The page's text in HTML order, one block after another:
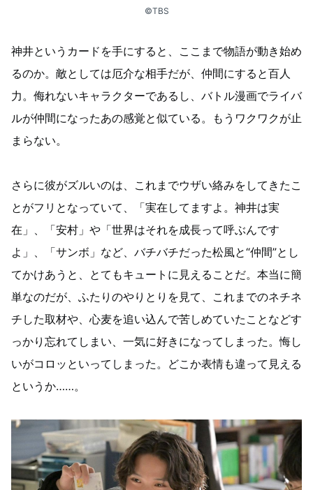
©TBS
神井というカードを手にすると、ここまで物語が動き始め
るのか。敵としては厄介な相手だが、仲間にすると百人
力。侮れないキャラクターであるし、バトル漫画でライバ
ルが仲間になったあの感覚と似ている。もうワクワクが止
まらない。
さらに彼がズルいのは、これまでウザい絡みをしてきたこ
とがフリとなっていて、「実在してますよ。神井は実
在」、「安村」や「世界はそれを成長って呼ぶんです
よ」、「サンボ」など、バチバチだった松風と“仲間”とし
てかけあうと、とてもキュートに見えることだ。本当に簡
単なのだが、ふたりのやりとりを見て、これまでのネチネ
チした取材や、心麦を追い込んで苦しめていたことなどす
っかり忘れてしまい、一気に好きになってしまった。悔し
いがコロッといってしまった。どこか表情も違って見える
というか……。